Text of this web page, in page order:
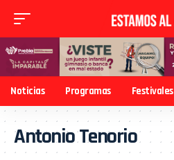
Noticias Programas Festivales
Antonio Tenorio